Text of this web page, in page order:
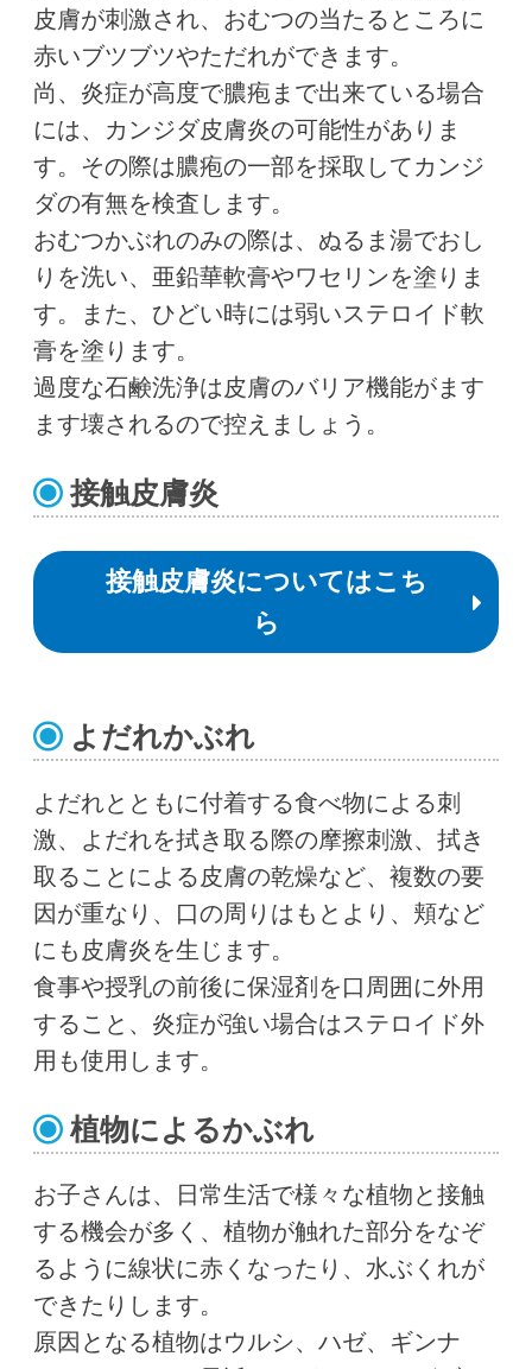
皮膚が刺激され、おむつの当たるところに
赤いブツブツやただれができます。
尚、炎症が高度で膿疱まで出来ている場合
には、カンジダ皮膚炎の可能性がありま
す。その際は膿疱の一部を採取してカンジ
ダの有無を検査します。
おむつかぶれのみの際は、ぬるま湯でおし
りを洗い、亜鉛華軟膏やワセリンを塗りま
す。また、ひどい時には弱いステロイド軟
膏を塗ります。
過度な石鹸洗浄は皮膚のバリア機能がます
ます壊されるので控えましょう。
接触皮膚炎
接触皮膚炎についてはこち
ら
よだれかぶれ
よだれとともに付着する食べ物による刺
激、よだれを拭き取る際の摩擦刺激、拭き
取ることによる皮膚の乾燥など、複数の要
因が重なり、口の周りはもとより、頬など
にも皮膚炎を生じます。
食事や授乳の前後に保湿剤を口周囲に外用
すること、炎症が強い場合はステロイド外
用も使用します。
植物によるかぶれ
お子さんは、日常生活で様々な植物と接触
する機会が多く、植物が触れた部分をなぞ
るように線状に赤くなったり、水ぶくれが
できたりします。
原因となる植物はウルシ、ハゼ、ギンナ